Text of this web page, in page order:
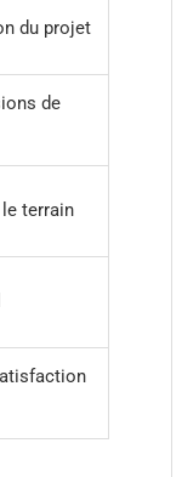
du projet
de
terrain